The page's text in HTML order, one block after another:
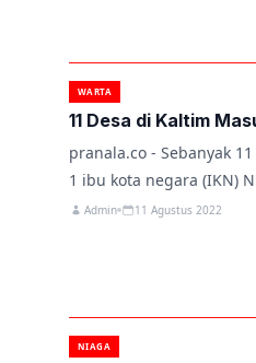
WARTA
11 Desa di Kaltim
pranala.co - Sebanyak
1 ibu kota negara (IKN)
Admin 11 Agustus 2022
NIAGA